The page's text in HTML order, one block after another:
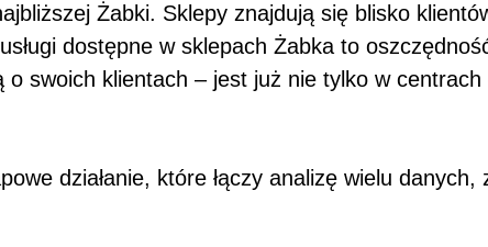
Żabki. Sklepy znajdują się blisko
dostępne w sklepach Żabka to
swoich klientach – jest już nie tylko w
działanie, które łączy analizę wielu